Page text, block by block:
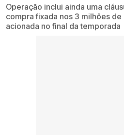
Operação inclui ainda uma
compra fixada nos 3 milhões
acionada no final da temporada